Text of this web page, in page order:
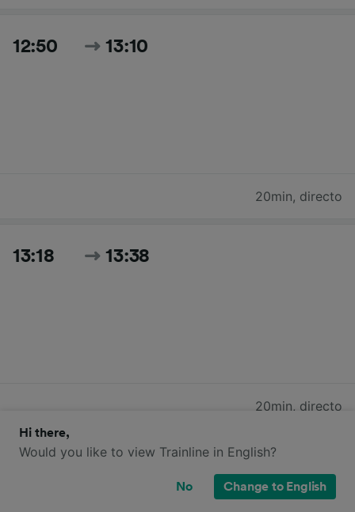
12:50 13:10
20min, directo
13:18 13:38
20min, directo
Hi there,
Would you like to view Trainline in English?
No Change to English